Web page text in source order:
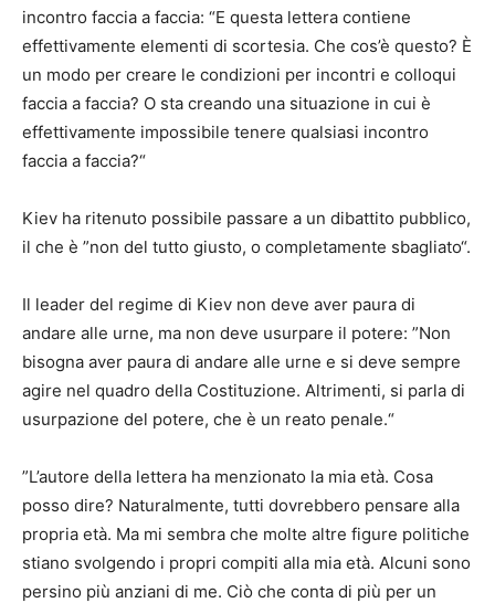
incontro faccia a faccia: “E questa lettera contiene
effettivamente elementi di scortesia. Che cos’è questo? È
un modo per creare le condizioni per incontri e colloqui
faccia a faccia? O sta creando una situazione in cui è
effettivamente impossibile tenere qualsiasi incontro
faccia a faccia?“
Kiev ha ritenuto possibile passare a un dibattito pubblico,
il che è ”non del tutto giusto, o completamente sbagliato“.
Il leader del regime di Kiev non deve aver paura di
andare alle urne, ma non deve usurpare il potere: ”Non
bisogna aver paura di andare alle urne e si deve sempre
agire nel quadro della Costituzione. Altrimenti, si parla di
usurpazione del potere, che è un reato penale.“
”L’autore della lettera ha menzionato la mia età. Cosa
posso dire? Naturalmente, tutti dovrebbero pensare alla
propria età. Ma mi sembra che molte altre figure politiche
stiano svolgendo i propri compiti alla mia età. Alcuni sono
persino più anziani di me. Ciò che conta di più per un